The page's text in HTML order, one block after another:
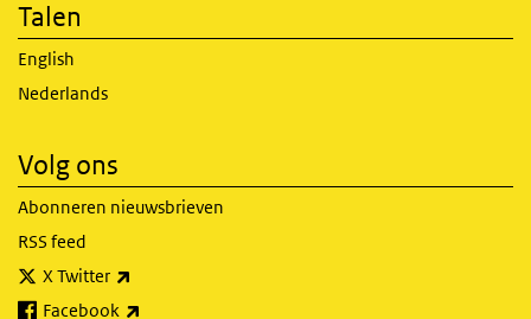
Talen
English
Nederlands
Volg ons
Abonneren nieuwsbrieven
RSS feed
X Twitter
Facebook